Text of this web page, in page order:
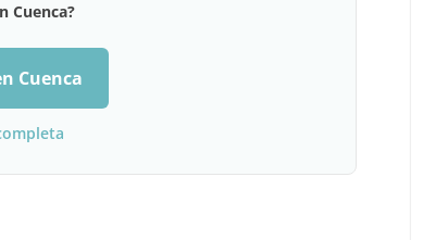
Cuenca?
Cuenca